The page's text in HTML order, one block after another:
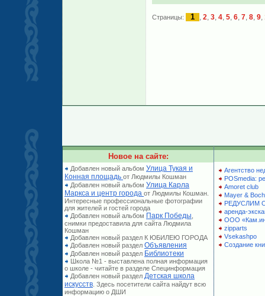
Страницы: 1 , 2, 3, 4, 5, 6, 7, 8, 9,
Новое на сайте:
Добавлен новый альбом Улица Тукая и
Конная площадь от Людмилы Кошман
Добавлен новый альбом Улица Карла
Маркса и центр города от Людмилы Кошман.
Интересные профессиональные фотографии
для жителей и гостей города
Добавлен новый альбом Парк Победы
снимки предоставила для сайта Людмила
Кошман
Добавлен новый раздел К ЮБИЛЕЮ ГОРОДА
Добавлен новый раздел Объявления
Добавлен новый раздел Библиотеки
Школа №1 - выставлена полная информация
о школе - читайте в разделе Специнформация
Добавлен новый раздел Детская школа
искусств . Здесь посетители сайта найдут всю
информацию о ДШИ
Агентство
POSmedia:
Amoret club
Mayer & Boch
РЕДУСЛИМ
аренда-
ООО
zipparts
Vsekashpo
Создание